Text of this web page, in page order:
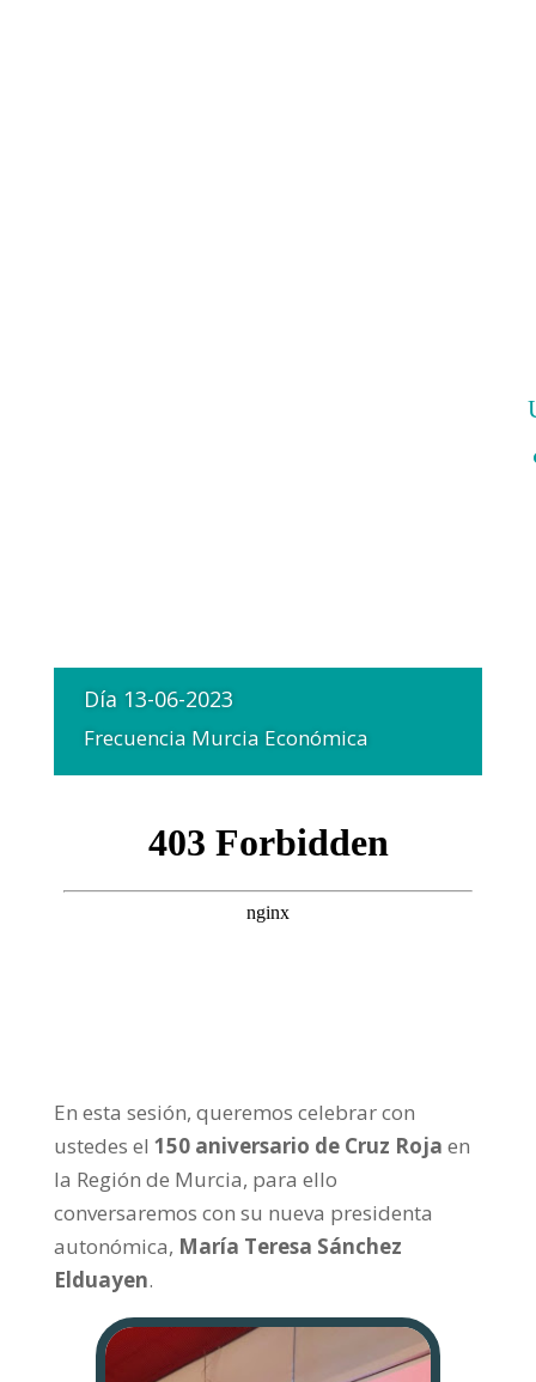
Día 13-06-2023
Frecuencia Murcia Económica
En esta sesión, queremos celebrar con
ustedes el 150 aniversario de Cruz Roja en
la Región de Murcia, para ello
conversaremos con su nueva presidenta
autonómica, María Teresa Sánchez
Elduayen.